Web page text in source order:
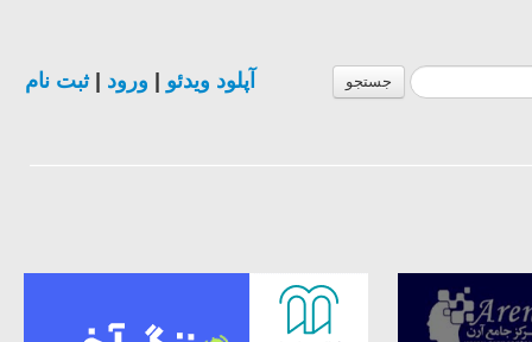
جستجو آپلود ویدئو ورود |ثبت نام